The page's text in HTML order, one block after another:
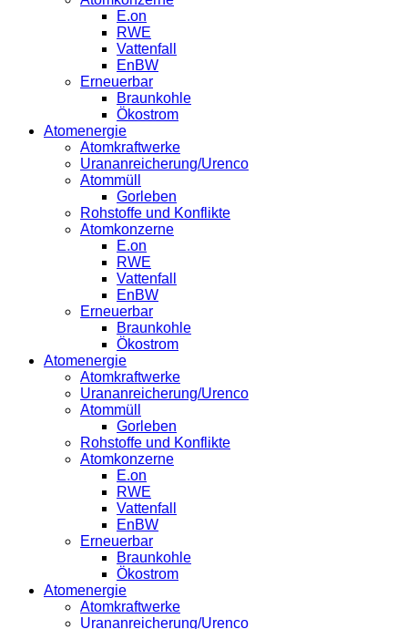
E.on
RWE
Vattenfall
EnBW
Erneuerbar
Braunkohle
Ökostrom
Atomenergie
Atomkraftwerke
Urananreicherung/Urenco
Atommüll
Gorleben
Rohstoffe und Konflikte
Atomkonzerne
E.on
RWE
Vattenfall
EnBW
Erneuerbar
Braunkohle
Ökostrom
Atomenergie
Atomkraftwerke
Urananreicherung/Urenco
Atommüll
Gorleben
Rohstoffe und Konflikte
Atomkonzerne
E.on
RWE
Vattenfall
EnBW
Erneuerbar
Braunkohle
Ökostrom
Atomenergie
Atomkraftwerke
Urananreicherung/Urenco